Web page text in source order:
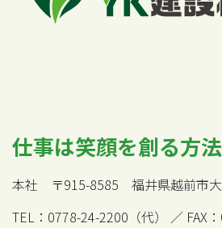
仕事は笑顔を創る方
本社 〒915-8585 福井県越前市大
TEL：0778-24-2200（代） ／ FAX